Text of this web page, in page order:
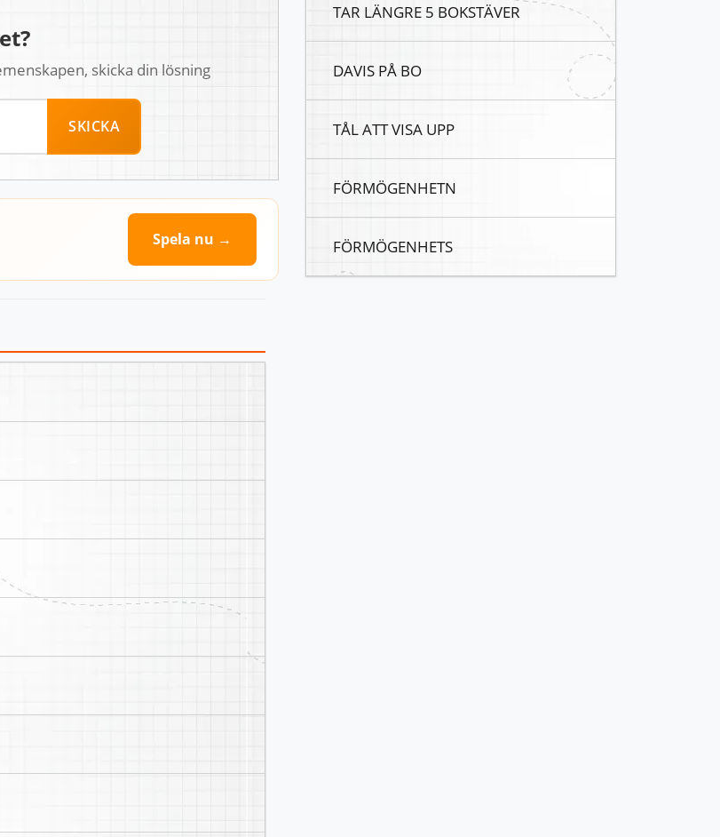
skicka din lösning
SKICKA
Spela nu →
TAR LÄNGRE 5 BOKSTÄVER
DAVIS PÅ BO
TÅL ATT VISA UPP
FÖRMÖGENHETN
FÖRMÖGENHETS